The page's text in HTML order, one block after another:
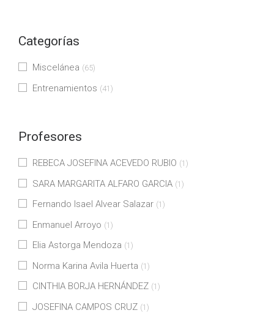
Categorías
Miscelánea (65)
Entrenamientos (41)
Profesores
REBECA JOSEFINA ACEVEDO RUBIO (1)
SARA MARGARITA ALFARO GARCIA (1)
Fernando Isael Alvear Salazar (1)
Enmanuel Arroyo (1)
Elia Astorga Mendoza (1)
Norma Karina Avila Huerta (1)
CINTHIA BORJA HERNÁNDEZ (1)
JOSEFINA CAMPOS CRUZ (1)